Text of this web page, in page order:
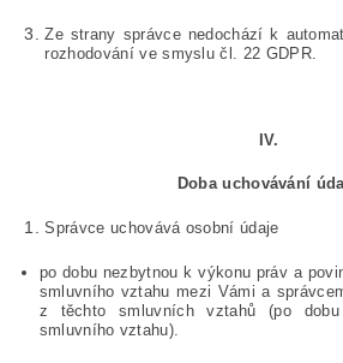
Ze strany správce nedochází k
rozhodování ve smyslu čl. 22 GDPR.
IV.
Doba uchovávání
Správce uchovává osobní údaje
po dobu nezbytnou k výkonu práv a
smluvního vztahu mezi Vámi a
z těchto smluvních vztahů (po
smluvního vztahu).